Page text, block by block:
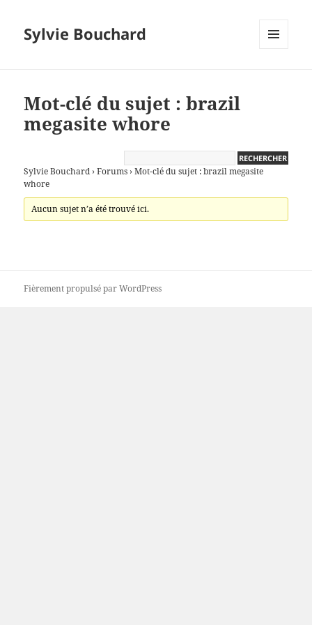
Sylvie Bouchard
Mot-clé du sujet : brazil
megasite whore
Sylvie Bouchard › Forums › Mot-clé du sujet : brazil megasite
whore
Aucun sujet n’a été trouvé ici.
Fièrement propulsé par WordPress